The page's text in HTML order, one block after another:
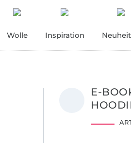
Wolle Inspiration
E-